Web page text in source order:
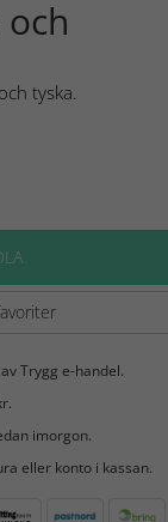
tyska.
Trygg e-handel.
imorgon.
eller konto i kassan.